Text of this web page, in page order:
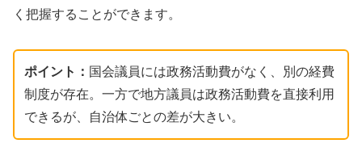
く把握することができます。
ポイント： 国会議員には政務活動費がなく、別の経費
制度が存在。一方で地方議員は政務活動費を直接利用
できるが、自治体ごとの差が大きい。